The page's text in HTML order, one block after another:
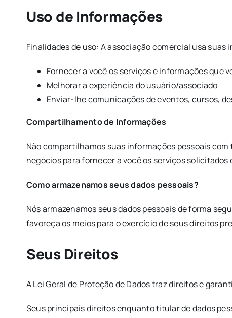
Uso de Informações
Finalidades de uso: A associação comercial usa
Fornecer a você os serviços e informações que
Melhorar a experiência do usuário/associado
Enviar-lhe comunicações de eventos, cursos,
Compartilhamento de Informações
Não compartilhamos suas informações pessoais
negócios para fornecer a você os serviços
Como armazenamos seus dados pessoais?
Nós armazenamos seus dados pessoais de forma
favoreça os meios para o exercício de seus direitos
Seus Direitos
A Lei Geral de Proteção de Dados traz direitos e
Seus principais direitos enquanto titular de dados